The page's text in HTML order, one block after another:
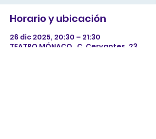
Horario y ubicación
26 dic 2025, 20:30 – 21:30
TEATRO MÓNACO , C. Cervantes, 23,